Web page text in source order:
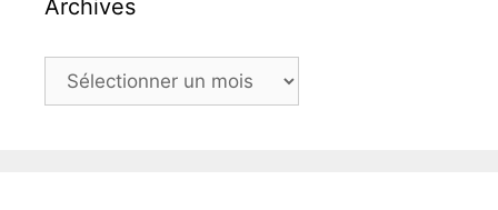
Archives
Archives